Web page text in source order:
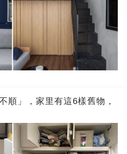
順」，家里有這6樣舊物，